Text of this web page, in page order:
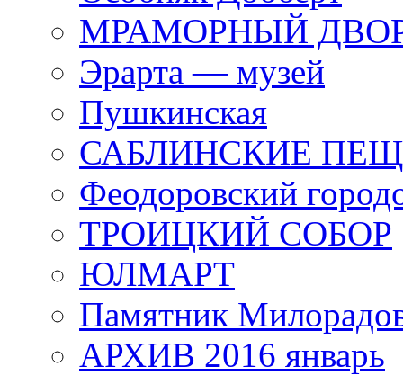
МРАМОРНЫЙ
Эрарта — музей
Пушкинская
САБЛИНСКИЕ
Феодоровский
ТРОИЦКИЙ СОБОР
ЮЛМАРТ
Памятник
АРХИВ 2016 январь